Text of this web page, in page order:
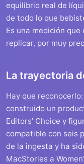
equilibrio real de
de todo lo que
Es una medición
replicar, por muy
La trayectoria
Hay que
construido un
Editors’ Choice y
compatible con seis
de la ingesta y ha
MacStories a